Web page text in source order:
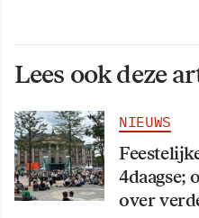
Lees ook deze
NIEUWS
4daagse;
over